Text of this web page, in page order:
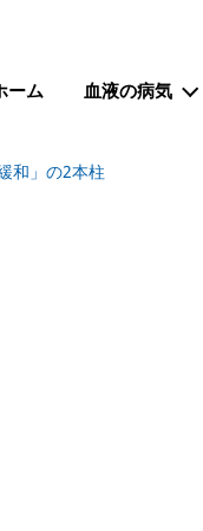
ーム 血液の病気
和」の2本柱